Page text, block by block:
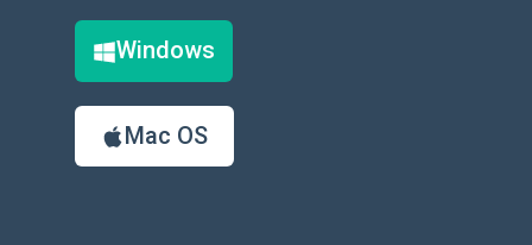
Windows
Mac OS